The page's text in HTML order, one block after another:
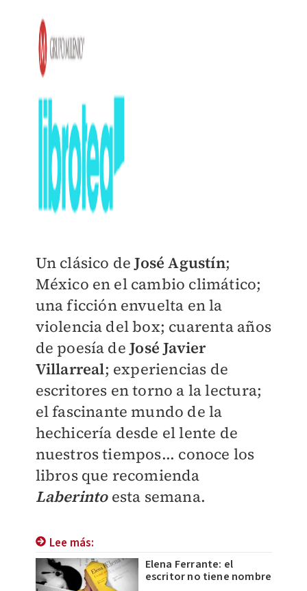
Un clásico deJosé Agustín;
México en el cambio climático;
una ficción envuelta en la
violencia del box; cuarenta años
de poesía deJosé Javier
Villarreal; experiencias de
escritores en torno a la lectura;
el fascinante mundo de la
hechicería desde el lente de
nuestros tiempos... conoce los
libros que recomienda
Laberintoesta semana.
Lee más:
Elena Ferrante: el
escritor no tiene nombre